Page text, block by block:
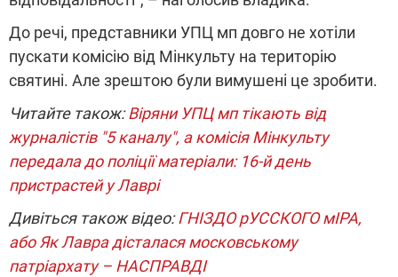
До речі, представники УПЦ мп довго не хотіли
пускати комісію від Мінкульту на територію
святині. Але зрештою були вимушені це зробити.
Читайте також:Віряни УПЦ мп тікають від
журналістів "5 каналу", а комісія Мінкульту
передала до поліції матеріали: 16-й день
пристрастей у Лаврі
Дивіться також відео:ГНІЗДО рУССКОГО мІРА,
або Як Лавра дісталася московському
патріархату – НАСПРАВДІ